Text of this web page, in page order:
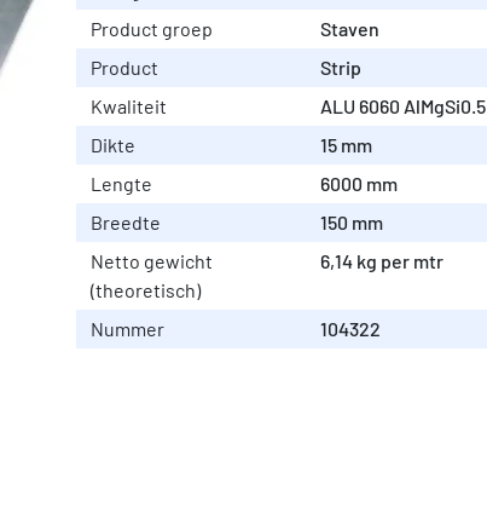
Product groep
Staven
Product
Strip
Kwaliteit
ALU 6060 AlMgSi0.5
Dikte
15 mm
Lengte
6000 mm
Breedte
150 mm
Netto gewicht
(theoretisch)
6,14 kg per mtr
Nummer 104322